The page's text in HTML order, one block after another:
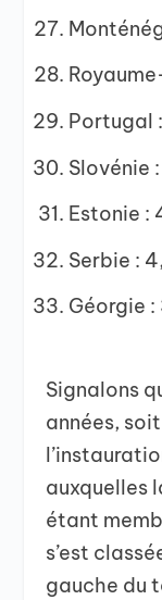
Portugal
Slovénie
Estonie :
Serbie :
Géorgie :
Signalons
années,
auxquelles
étant
s’est
gauche du